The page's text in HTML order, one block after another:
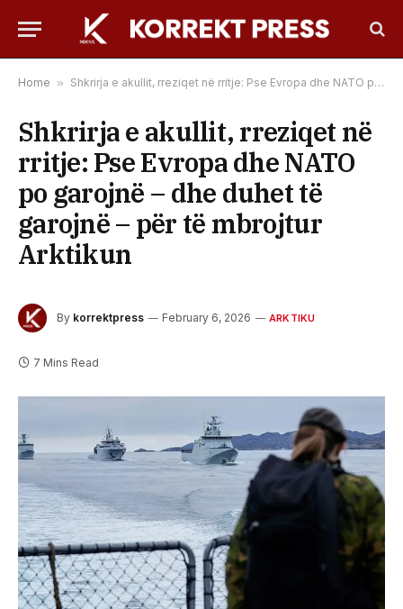
Home » Shkrirja e akullit, rreziqet në rritje: Pse Evropa dhe NATO po garojnë – dhe duhet të garojnë – për të mbrojtur Arktikun
Shkrirja e akullit, rreziqet në
rritje: Pse Evropa dhe NATO
po garojnë – dhe duhet të
garojnë – për të mbrojtur
Arktikun
By korrektpress February 6, 2026 ARKTIKU
7 Mins Read